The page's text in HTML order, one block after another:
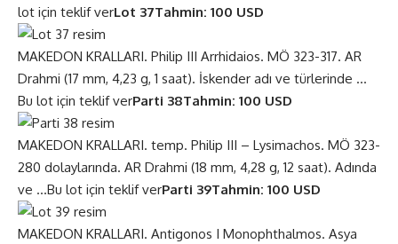
lot için teklif verLot 37Tahmin: 100 USD
MAKEDON KRALLARI. Philip III Arrhidaios. MÖ 323-317. AR
Drahmi (17 mm, 4,23 g, 1 saat). İskender adı ve türlerinde …
Bu lot için teklif verParti 38Tahmin: 100 USD
MAKEDON KRALLARI. temp. Philip III – Lysimachos. MÖ 323-
280 dolaylarında. AR Drahmi (18 mm, 4,28 g, 12 saat). Adında
ve …Bu lot için teklif verParti 39Tahmin: 100 USD
MAKEDON KRALLARI. Antigonos I Monophthalmos. Asya